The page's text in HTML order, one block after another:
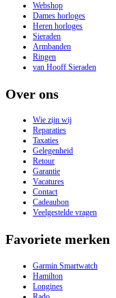
Webshop
Dames horloges
Heren horloges
Sieraden
Armbanden
Ringen
van Hooff Sieraden
Over ons
Wie zijn wij
Reparaties
Taxaties
Gelegenheid
Retour
Garantie
Vacatures
Contact
Cadeaubon
Veelgestelde vragen
Favoriete merken
Garmin Smartwatch
Hamilton
Longines